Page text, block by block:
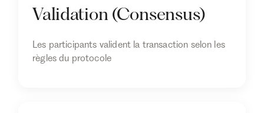
Validation (Consensus)
Les participants valident la transaction selon les
règles du protocole